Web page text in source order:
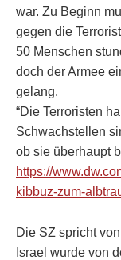
war. Zu Beginn
gegen die
50 Menschen
doch der Armee
gelang.
“Die Terroristen
Schwachstellen
ob sie überhaupt
https://
kibbuz-zum-
Die SZ spricht
Israel wurde von